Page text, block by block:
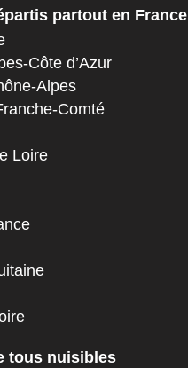
partout en France
Côte d’Azur
Alpes
Comté
Loire
tous nuisibles